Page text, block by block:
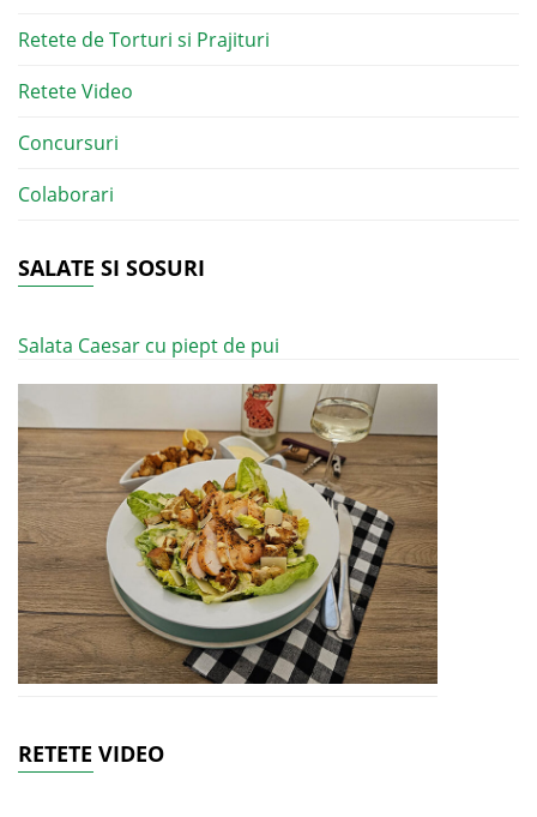
Retete de Torturi si Prajituri
Retete Video
Concursuri
Colaborari
SALATE SI SOSURI
Salata Caesar cu piept de pui
RETETE VIDEO